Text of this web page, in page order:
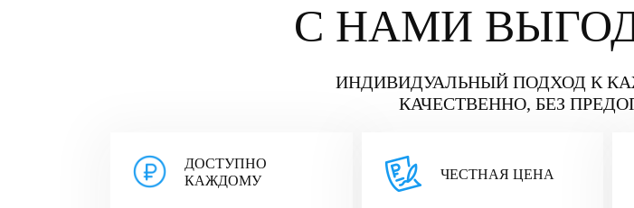
С НАМИ
ИНДИВИДУАЛЬНЫЙ ПОДХОД К
КАЧЕСТВЕННО, БЕЗ
ДОСТУПНО
КАЖДОМУ
ЧЕСТНАЯ ЦЕНА